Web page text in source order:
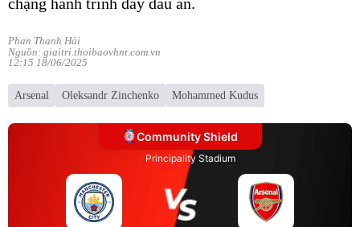
Phan Thanh Hải
Nguồn: giaitri.thoibaovhnt.com.vn
12:15 18/06/2025
Arsenal Oleksandr Zinchenko Mohammed Kudus
Community Shield
Principality Stadium